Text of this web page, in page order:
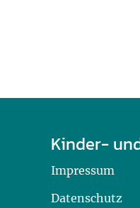
Kinder-
Impressum
Datenschutz